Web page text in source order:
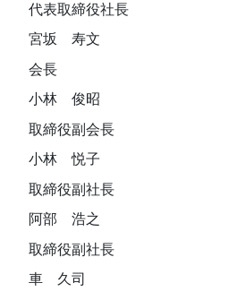
代表取締役社長
宮坂 寿文
会長
小林 俊昭
取締役副会長
小林 悦子
取締役副社長
阿部 浩之
取締役副社長
車 久司